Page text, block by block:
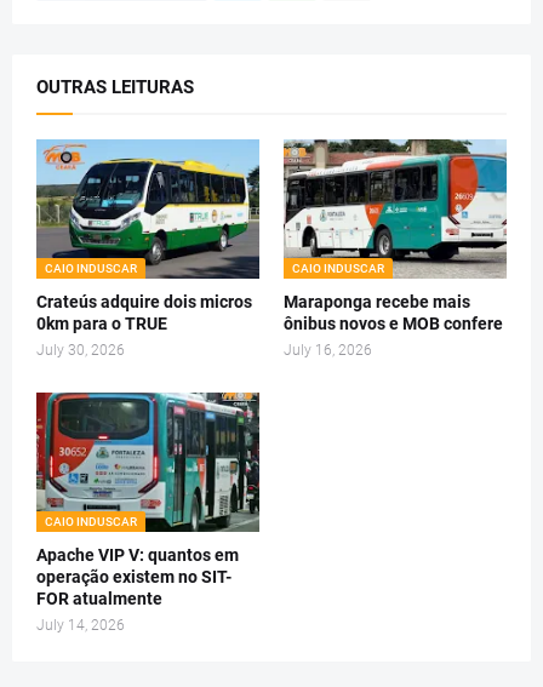
OUTRAS LEITURAS
CAIO INDUSCAR
Crateús adquire dois micros
0km para o TRUE
July 30, 2026
CAIO INDUSCAR
Maraponga recebe mais
ônibus novos e MOB confere
July 16, 2026
CAIO INDUSCAR
Apache VIP V: quantos em
operação existem no SIT-
FOR atualmente
July 14, 2026